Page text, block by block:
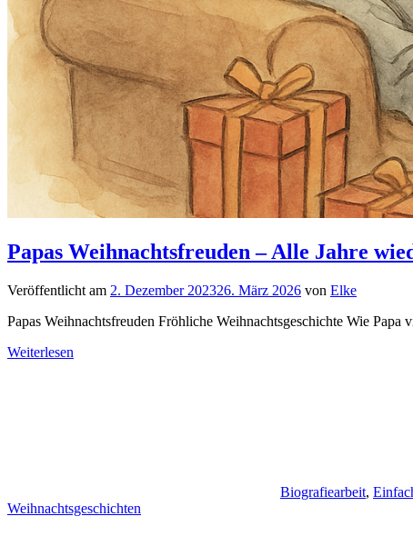
Papas Weihnachtsfreuden – Alle Jahre
Veröffentlicht am 2. Dezember 202326. März 2026 von Elke
Papas Weihnachtsfreuden Fröhliche Weihnachtsgeschichte Wie
Weiterlesen
Biografiearbeit,
Weihnachtsgeschichten